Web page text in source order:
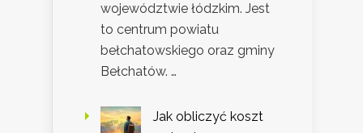
województwie łódzkim. Jest
to centrum powiatu
bełchatowskiego oraz gminy
Bełchatów. …
Jak obliczyć koszt